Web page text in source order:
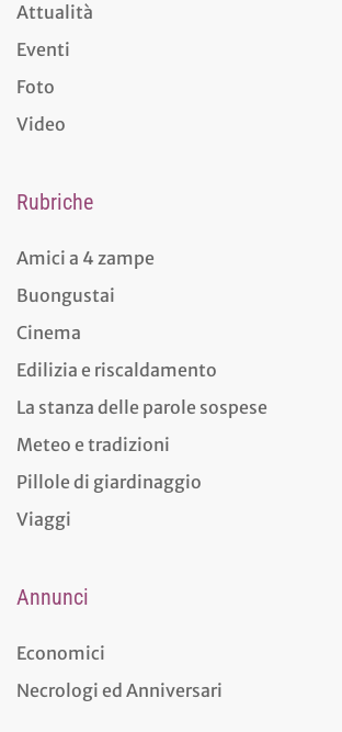
Attualità
Eventi
Foto
Video
Rubriche
Amici a 4 zampe
Buongustai
Cinema
Edilizia e riscaldamento
La stanza delle parole sospese
Meteo e tradizioni
Pillole di giardinaggio
Viaggi
Annunci
Economici
Necrologi ed Anniversari